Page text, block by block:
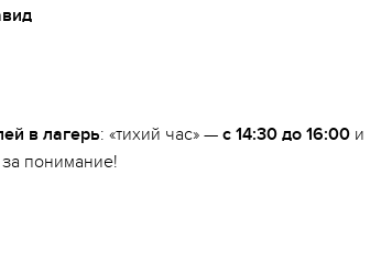
в лагерь: «тихий час» — с 14:30 до 16:00 и
понимание!